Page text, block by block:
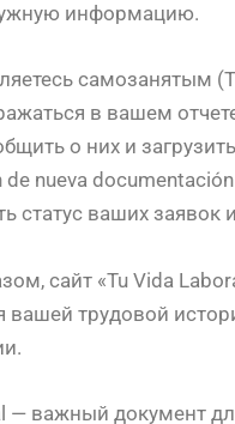
информацию.
самозанятым
в вашем
о них и
de nueva
статус ваших
сайт «Tu Vida
вашей трудовой
— важный документ